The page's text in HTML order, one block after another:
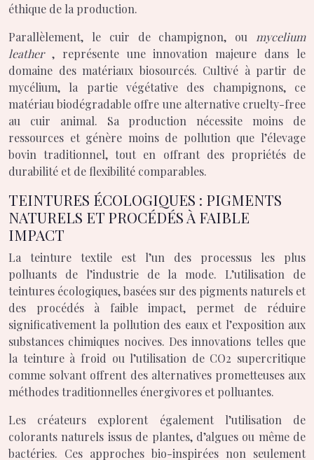
éthique de la production.
Parallèlement, le cuir de champignon, ou mycelium
leather , représente une innovation majeure dans le
domaine des matériaux biosourcés. Cultivé à partir de
mycélium, la partie végétative des champignons, ce
matériau biodégradable offre une alternative cruelty-free
au cuir animal. Sa production nécessite moins de
ressources et génère moins de pollution que l’élevage
bovin traditionnel, tout en offrant des propriétés de
durabilité et de flexibilité comparables.
TEINTURES ÉCOLOGIQUES : PIGMENTS
NATURELS ET PROCÉDÉS À FAIBLE
IMPACT
La teinture textile est l’un des processus les plus
polluants de l’industrie de la mode. L’utilisation de
teintures écologiques, basées sur des pigments naturels et
des procédés à faible impact, permet de réduire
significativement la pollution des eaux et l’exposition aux
substances chimiques nocives. Des innovations telles que
la teinture à froid ou l’utilisation de CO2 supercritique
comme solvant offrent des alternatives prometteuses aux
méthodes traditionnelles énergivores et polluantes.
Les créateurs explorent également l’utilisation de
colorants naturels issus de plantes, d’algues ou même de
bactéries. Ces approches bio-inspirées non seulement